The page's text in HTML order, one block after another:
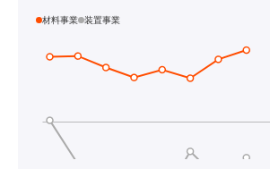
材料事業 装置事業